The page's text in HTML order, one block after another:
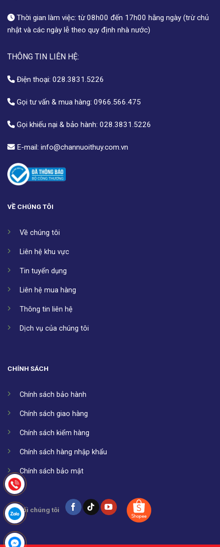
Thời gian làm việc: từ 08h00 đến 17h00 hằng ngày (trừ chủ
nhật và các ngày lễ theo quy định nhà nước)
THÔNG TIN LIÊN HỆ:
Điện thoại: 028.3831.5226
Gọi tư vấn & mua hàng: 0966.566.475
Gọi khiếu nại & bảo hành: 028.3831.5226
E-mail: info@channuoithuy.com.vn
VỀ CHÚNG TÔI
Về chúng tôi
Liên hệ khu vực
Tin tuyển dụng
Liên hệ mua hàng
Thông tin liên hệ
Dịch vụ của chúng tôi
CHÍNH SÁCH
Chính sách bảo hành
Chính sách giao hàng
Chính sách kiểm hàng
Chính sách hàng nhập khẩu
Chính sách bảo mật
Kết nối chúng tôi